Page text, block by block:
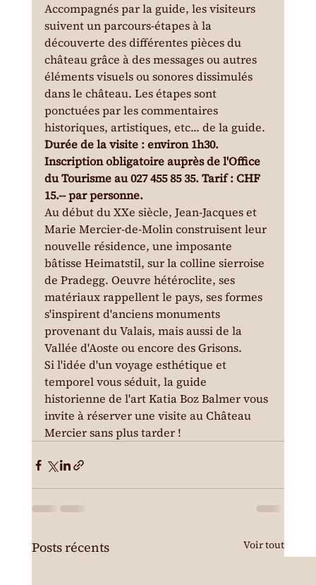
Accompagnés par la guide, les visiteurs
suivent un parcours-étapes à la
découverte des différentes pièces du
château grâce à des messages ou autres
éléments visuels ou sonores dissimulés
dans le château. Les étapes sont
ponctuées par les commentaires
historiques, artistiques, etc... de la guide.
Durée de la visite : environ 1h30.
Inscription obligatoire auprès de l'Office
du Tourisme au 027 455 85 35. Tarif : CHF
15.-- par personne.
Au début du XXe siècle, Jean-Jacques et
Marie Mercier-de-Molin construisent leur
nouvelle résidence, une imposante
bâtisse Heimatstil, sur la colline sierroise
de Pradegg. Oeuvre hétéroclite, ses
matériaux rappellent le pays, ses formes
s'inspirent d'anciens monuments
provenant du Valais, mais aussi de la
Vallée d'Aoste ou encore des Grisons.
Si l'idée d'un voyage esthétique et
temporel vous séduit, la guide
historienne de l'art Katia Boz Balmer vous
invite à réserver une visite au Château
Mercier sans plus tarder !
Posts récents Voir tout